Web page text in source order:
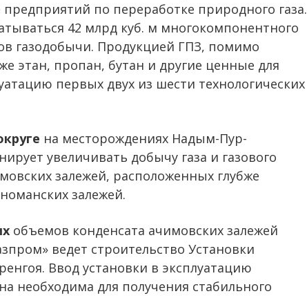
по переработке природного газа.
42 млрд куб. м многокомпонентного
газодобычи. Продукцией ГПЗ, помимо
этан, пропан, бутан и другие ценные для
первых двух из шести технологических
на месторождениях Надым-Пур-
увеличивать добычу газа и газового
залежей, расположенных глубже
залежей.
объемов конденсата ачимовских залежей
ведет строительство Установки
Ввод установки в эксплуатацию
необходима для получения стабильного